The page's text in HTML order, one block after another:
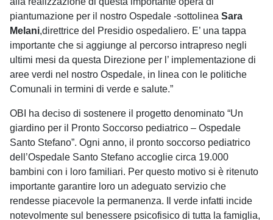
piantumazione per il nostro Ospedale -sottolinea Sara
Melani,direttrice del Presidio ospedaliero. E’ una tappa
importante che si aggiunge al percorso intrapreso negli
ultimi mesi da questa Direzione per l’ implementazione di
aree verdi nel nostro Ospedale, in linea con le politiche
Comunali in termini di verde e salute.”
OBI ha deciso di sostenere il progetto denominato “Un
giardino per il Pronto Soccorso pediatrico – Ospedale
Santo Stefano”. Ogni anno, il pronto soccorso pediatrico
dell’Ospedale Santo Stefano accoglie circa 19.000
bambini con i loro familiari. Per questo motivo si è ritenuto
importante garantire loro un adeguato servizio che
rendesse piacevole la permanenza. Il verde infatti incide
notevolmente sul benessere psicofisico di tutta la famiglia,